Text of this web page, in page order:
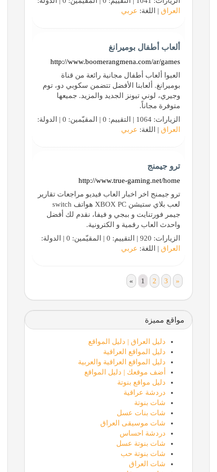
العراق | اللغة: عربي
ألعاب أطفال بوميرانغ
http://www.boomerangmena.com/ar/games
العبوا ألعاب أطفال مجانية رائعة من قناة
بوميرانغ. ألعابنا الأفضل تتضمن سكوبي دو، توم
وجيري، لوني تيونز الجديد والمزيد. جميعها
متوفرة مجاناً.
الزيارات: 1064 | التقييم: 0 | المقيّمين: 0 | الدولة:
العراق | اللغة: عربي
ترو جيمنج
http://www.true-gaming.net/home
ترو جيمنج اخر اخبار العاب فيديو مراجعات تقارير
لعب بلاي ستيشن XBOX PC هواتف switch
جيمر فورتنايت و ببجي و فيفا، نقدم لك أفضل
واحدث العاب رقمية و الكترونية.
الزيارات: 920 | التقييم: 0 | المقيّمين: 0 | الدولة:
العراق | اللغة: عربي
« 1 2 3 »
مواقع مميزة
دليل العراق | دليل المواقع
دليل المواقع العراقية
دليل المواقع العراقية والعربية
أضف موقعك | دليل المواقع
دليل مواقع بنوتة
دردشة عراقية
شات بنوتة
شات بنات عسل
شات موسيقى العراق
دردشة احساس
شات بنوتة عسل
شات بنوتة حب
شات العراق